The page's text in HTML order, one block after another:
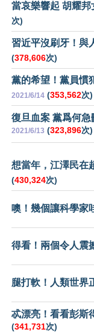
當哀樂響起 胡耀
次)
習近平沒刷牙！與
(378,606次)
黨的希望！黨員慣
2021/6/14 (353,562次)
復旦血案 黨爲何
2021/6/13 (323,896次)
想當年，江澤民在
(430,324次)
噢！幾個讓科學家
得看！兩個令人震
腿打軟！人類世界
忒漂亮！看看彭斯
(341,731次)